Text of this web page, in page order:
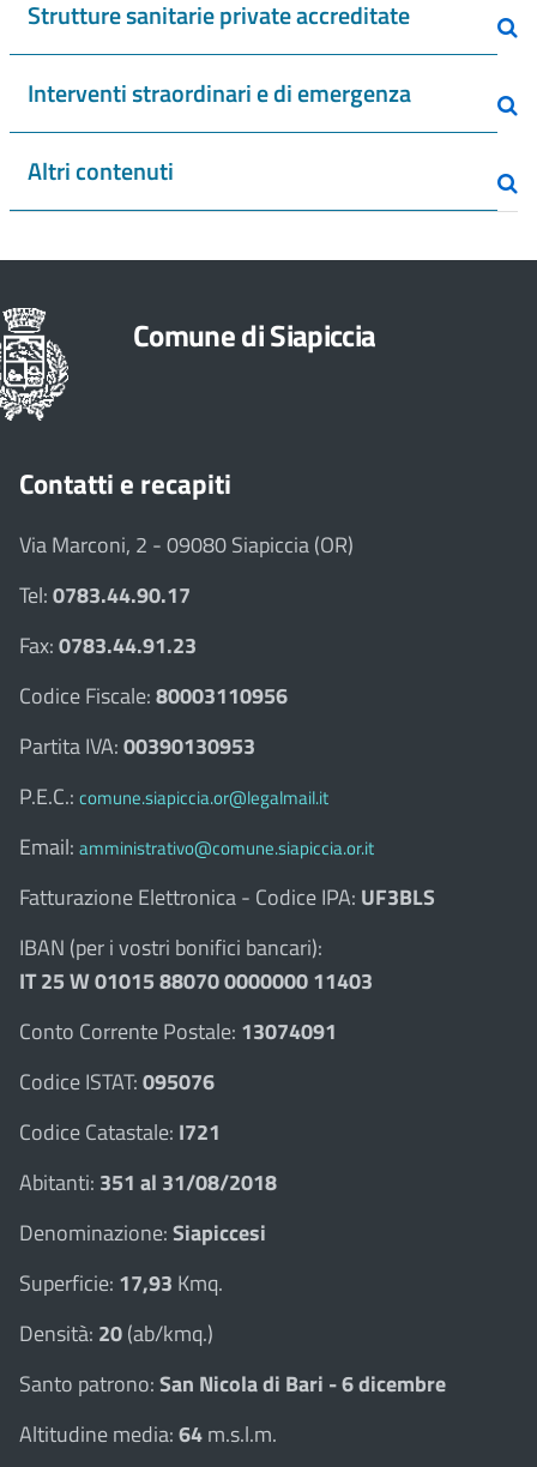
Strutture sanitarie private accreditate
Interventi straordinari e di emergenza
Altri contenuti
Comune di Siapiccia
Contatti e recapiti
Via Marconi, 2 - 09080 Siapiccia (OR)
Tel:0783.44.90.17
Fax:0783.44.91.23
Codice Fiscale:80003110956
Partita IVA:00390130953
P.E.C.: comune.siapiccia.or@legalmail.it
Email: amministrativo@comune.siapiccia.or.it
Fatturazione Elettronica - Codice IPA: UF3BLS
IBAN (per i vostri bonifici bancari):
IT 25 W 01015 88070 0000000 11403
Conto Corrente Postale: 13074091
Codice ISTAT:095076
Codice Catastale: I721
Abitanti: 351 al 31/08/2018
Denominazione:Siapiccesi
Superficie: 17,93 Kmq.
Densità: 20(ab/kmq.)
Santo patrono:San Nicola di Bari - 6 dicembre
Altitudine media:64m.s.l.m.